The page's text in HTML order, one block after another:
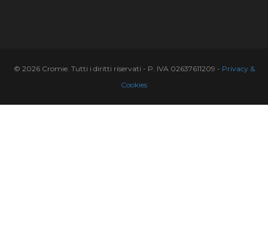
© 2026 Cromie. Tutti i diritti riservati - P. IVA 02637611209 - Privacy &
Cookies